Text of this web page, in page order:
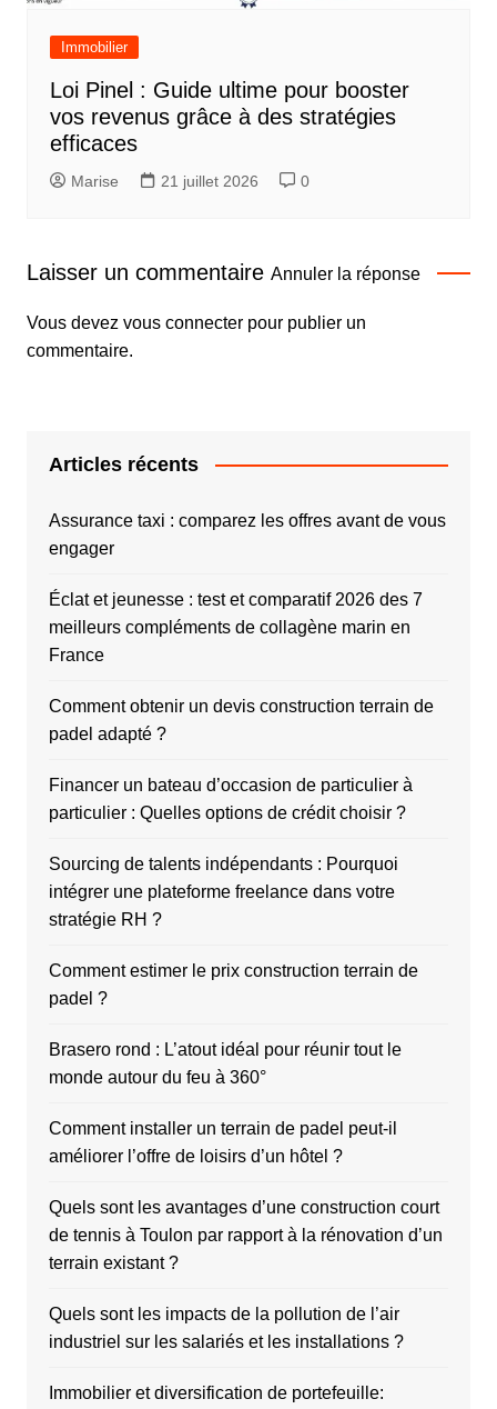
Immobilier
Loi Pinel : Guide ultime pour booster
vos revenus grâce à des stratégies
efficaces
Marise 21 juillet 2026 0
Laisser un commentaire Annuler la réponse
Vous devez vous connecterpour publier un
commentaire.
Articles récents
Assurance taxi : comparez les offres avant de vous
engager
Éclat et jeunesse : test et comparatif 2026 des 7
meilleurs compléments de collagène marin en
France
Comment obtenir un devis construction terrain de
padel adapté ?
Financer un bateau d’occasion de particulier à
particulier : Quelles options de crédit choisir ?
Sourcing de talents indépendants : Pourquoi
intégrer une plateforme freelance dans votre
stratégie RH ?
Comment estimer le prix construction terrain de
padel ?
Brasero rond : L’atout idéal pour réunir tout le
monde autour du feu à 360°
Comment installer un terrain de padel peut-il
améliorer l’offre de loisirs d’un hôtel ?
Quels sont les avantages d’une construction court
de tennis à Toulon par rapport à la rénovation d’un
terrain existant ?
Quels sont les impacts de la pollution de l’air
industriel sur les salariés et les installations ?
Immobilier et diversification de portefeuille: